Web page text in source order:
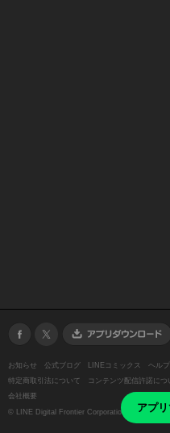
アプ
お知らせ 公式ブログ LINEコミックス ヘルプ
特定商取引法について
コンテンツ配信許諾につ
会社概要
© LINE Digital Frontier Corporation